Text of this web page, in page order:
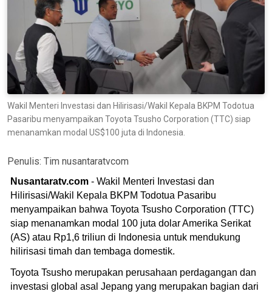
Wakil Menteri Investasi dan Hilirisasi/Wakil Kepala BKPM Todotua
Pasaribu menyampaikan Toyota Tsusho Corporation (TTC) siap
menanamkan modal US$100 juta di Indonesia.
Penulis: Tim nusantaratvcom
Nusantaratv.com - Wakil Menteri Investasi dan
Hilirisasi/Wakil Kepala BKPM Todotua Pasaribu
menyampaikan bahwa Toyota Tsusho Corporation (TTC)
siap menanamkan modal 100 juta dolar Amerika Serikat
(AS) atau Rp1,6 triliun di Indonesia untuk mendukung
hilirisasi timah dan tembaga domestik.
Toyota Tsusho merupakan perusahaan perdagangan dan
investasi global asal Jepang yang merupakan bagian dari